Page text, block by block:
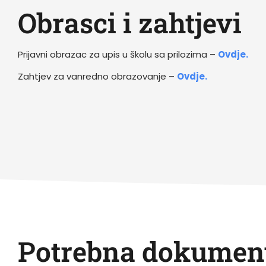
Obrasci i zahtjevi
Prijavni obrazac za upis u školu sa prilozima – Ovdje.
Zahtjev za vanredno obrazovanje – Ovdje.
Potrebna